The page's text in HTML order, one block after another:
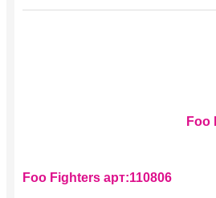
Этот
товар
Foo Fighters арт:110806
Этот
товар
Foo